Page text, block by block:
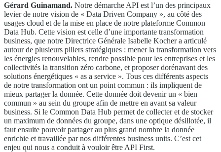
Gérard Guinamand. Notre démarche API est l’un des principaux
levier de notre vision de « Data Driven Company », au côté des
usages cloud et de la mise en place de notre plateforme Common
Data Hub. Cette vision est celle d’une importante transformation
business, que notre Directrice Générale Isabelle Kocher a articulé
autour de plusieurs piliers stratégiques : mener la transformation vers
les énergies renouvelables, rendre possible pour les entreprises et les
collectivités la transition zéro carbone, et proposer dorénavant des
solutions énergétiques « as a service ». Tous ces différents aspects
de notre transformation ont un point commun : ils impliquent de
mieux partager la donnée. Cette donnée doit devenir un « bien
commun » au sein du groupe afin de mettre en avant sa valeur
business. Si le Common Data Hub permet de collecter et de stocker
un maximum de données du groupe, dans une optique désillotée, il
faut ensuite pouvoir partager au plus grand nombre la donnée
enrichie et travaillée par nos différentes business units. C’est cet
enjeu qui nous a conduit à vouloir être API First.